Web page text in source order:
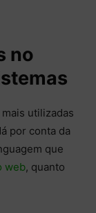
no
mais utilizadas
por conta da
que
web, quanto